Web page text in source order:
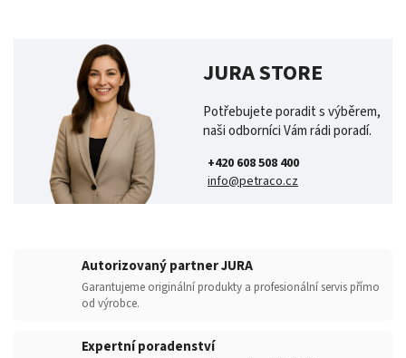
JURA STORE
Potřebujete poradit s výběrem,
naši odborníci Vám rádi poradí.
+420 608 508 400
info@petraco.cz
Autorizovaný partner JURA
Garantujeme originální produkty a profesionální servis přímo
od výrobce.
Expertní poradenství